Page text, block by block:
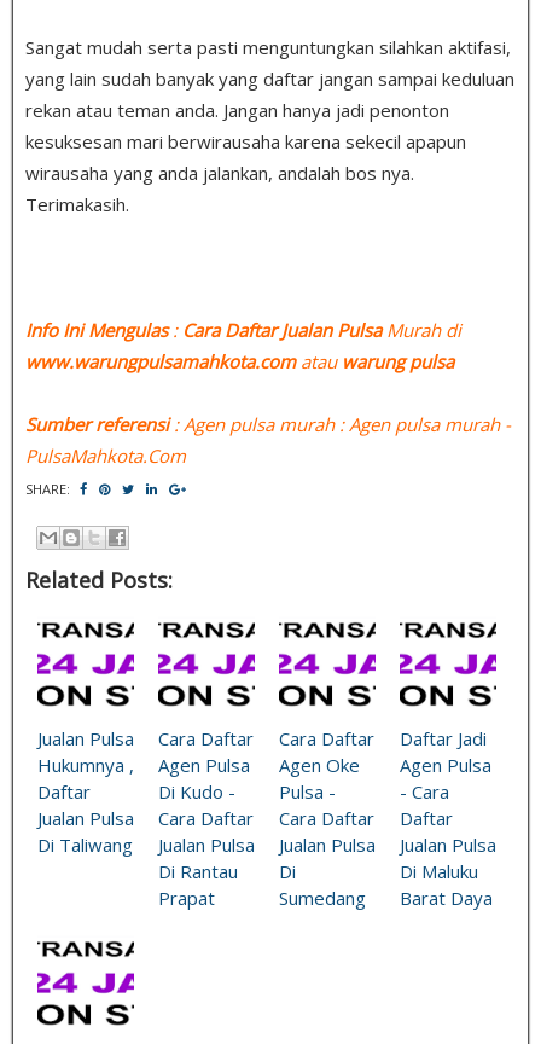
Sangat mudah serta pasti menguntungkan silahkan aktifasi,
yang lain sudah banyak yang daftar jangan sampai keduluan
rekan atau teman anda. Jangan hanya jadi penonton
kesuksesan mari berwirausaha karena sekecil apapun
wirausaha yang anda jalankan, andalah bos nya.
Terimakasih.
Info Ini Mengulas: Cara Daftar Jualan PulsaMurah di
www.warungpulsamahkota.comatau warung pulsa
Sumber referensi: Agen pulsa murah : Agen pulsa murah -
PulsaMahkota.Com
SHARE:
Related Posts:
Jualan Pulsa
Hukumnya ,
Daftar
Jualan Pulsa
Di Taliwang
Cara Daftar
Agen Pulsa
Di Kudo -
Cara Daftar
Jualan Pulsa
Di Rantau
Prapat
Cara Daftar
Agen Oke
Pulsa -
Cara Daftar
Jualan Pulsa
Di
Sumedang
Daftar Jadi
Agen Pulsa
- Cara
Daftar
Jualan Pulsa
Di Maluku
Barat Daya